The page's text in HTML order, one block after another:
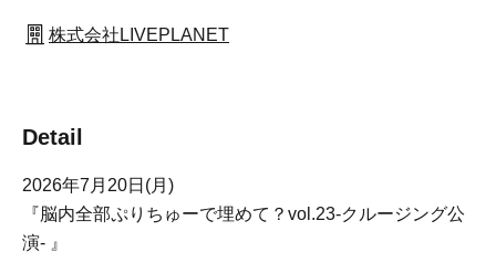
株式会社LIVEPLANET
Detail
2026年7月20日(月)
『脳内全部ぷりちゅーで埋めて？vol.23-クルージング公
演- 』